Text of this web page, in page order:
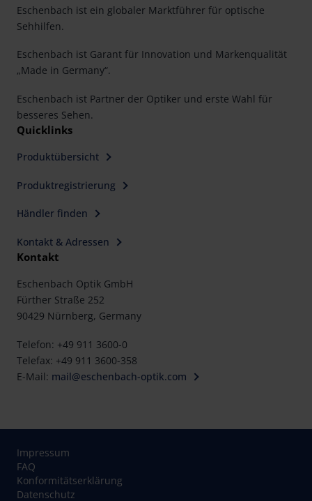
Eschenbach ist ein globaler Marktführer für optische
Sehhilfen.
Eschenbach ist Garant für Innovation und Markenqualität
„Made in Germany“.
Eschenbach ist Partner der Optiker und erste Wahl für
besseres Sehen.
Quicklinks
Produktübersicht
Produktregistrierung
Händler finden
Kontakt & Adressen
Kontakt
Eschenbach Optik GmbH
Fürther Straße 252
90429 Nürnberg, Germany
Telefon: +49 911 3600-0
Telefax: +49 911 3600-358
E-Mail: mail@eschenbach-optik.com
Impressum
FAQ
Konformitätserklärung
Datenschutz